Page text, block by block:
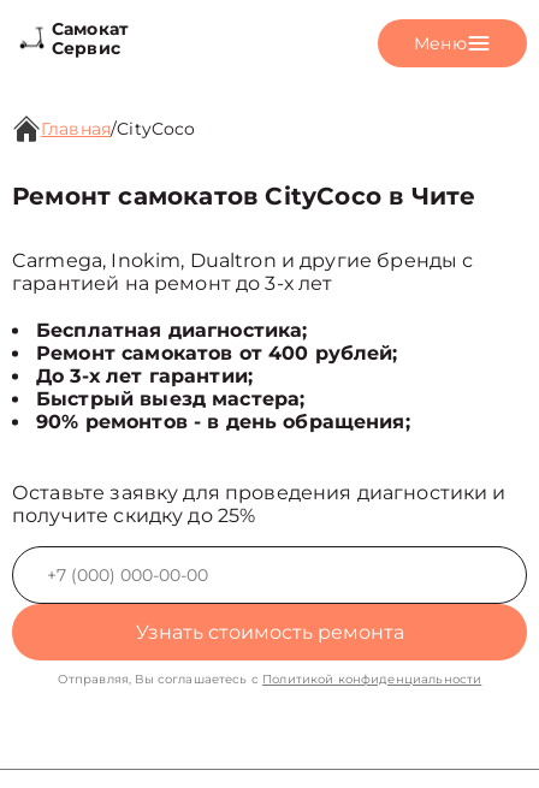
Самокат
Сервис
Меню
Главная/CityCoco
Ремонт самокатов CityCoco в Чите
Carmega, Inokim, Dualtron и другие бренды с
гарантией на ремонт до 3-х лет
Бесплатная диагностика;
Ремонт самокатов от 400 рублей;
До 3-х лет гарантии;
Быстрый выезд мастера;
90% ремонтов - в день обращения;
Оставьте заявку для проведения диагностики и
получите скидку до 25%
Узнать стоимость ремонта
Отправляя, Вы соглашаетесь с Политикой конфиденциальности